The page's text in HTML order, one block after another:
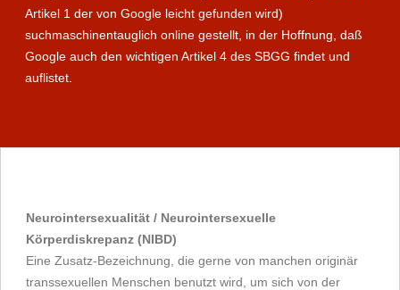
Artikel 1 der von Google leicht gefunden wird)
suchmaschinentauglich online gestellt, in der Hoffnung, daß
Google auch den wichtigen Artikel 4 des SBGG findet und
auflistet.
Neurointersexualität / Neurointersexuelle
Körperdiskrepanz (NIBD)
Eine Zusatz-Bezeichnung, die gerne von manchen originär
transsexuellen Menschen benutzt wird, um sich von der